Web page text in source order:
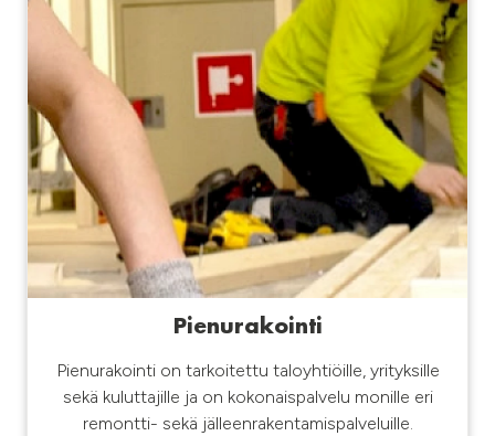
Pienurakointi
Pienurakointi on tarkoitettu taloyhtiöille, yrityksille
sekä kuluttajille ja on kokonaispalvelu monille eri
remontti- sekä jälleenrakentamispalveluille.